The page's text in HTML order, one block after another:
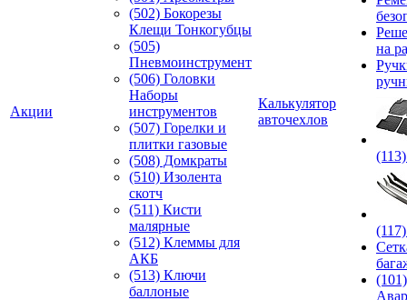
Акции
(502) Бокорезы
Клещи Тонкогубцы
(505)
Пневмоинструмент
(506) Головки
Наборы
инструментов
(507) Горелки и
плитки газовые
(508) Домкраты
(510) Изолента
скотч
(511) Кисти
малярные
(512) Клеммы для
АКБ
(513) Ключи
баллоные
Калькулятор
авточехлов
на
(101)